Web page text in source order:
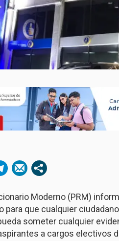
Moderno (PRM)
para que cualquier
someter cualquier
a cargos electivos